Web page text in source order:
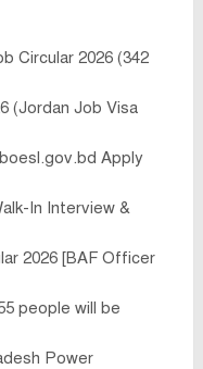
Circular 2026 (342
(Jordan Job Visa
Apply
In Interview &
2026 [BAF Officer
people will be
Power